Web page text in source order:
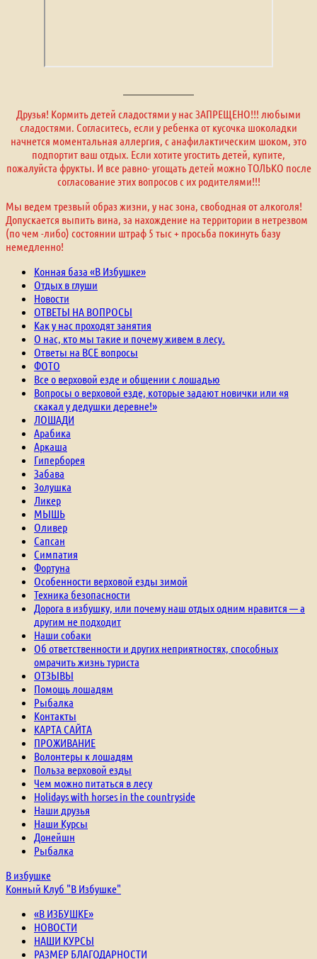
Друзья! Кормить детей сладостями у нас ЗАПРЕЩЕНО!!! любыми
сладостями. Согласитесь, если у ребенка от кусочка шоколадки
начнется моментальная аллергия, с анафилактическим шоком, это
подпортит ваш отдых. Если хотите угостить детей, купите,
пожалуйста фрукты. И все равно- угощать детей можно ТОЛЬКО после
согласование этих вопросов с их родителями!!!
Мы ведем трезвый образ жизни, у нас зона, свободная от алкоголя!
Допускается выпить вина, за нахождение на территории в нетрезвом
(по чем -либо) состоянии штраф 5 тыс + просьба покинуть базу
немедленно!
Конная база «В Избушке»
Отдых в глуши
Новости
ОТВЕТЫ НА ВОПРОСЫ
Как у нас проходят занятия
О нас, кто мы такие и почему живем в лесу.
Ответы на ВСЕ вопросы
ФОТО
Все о верховой езде и общении с лошадью
Вопросы о верховой езде, которые задают новички или «я
скакал у дедушки деревне!»
ЛОШАДИ
Арабика
Аркаша
Гиперборея
Забава
Золушка
Ликер
МЫШЬ
Оливер
Сапсан
Симпатия
Фортуна
Особенности верховой езды зимой
Техника безопасности
Дорога в избушку, или почему наш отдых одним нравится — а
другим не подходит
Наши собаки
Об ответственности и других неприятностях, способных
омрачить жизнь туриста
ОТЗЫВЫ
Помощь лошадям
Рыбалка
Контакты
КАРТА САЙТА
ПРОЖИВАНИЕ
Волонтеры к лошадям
Польза верховой езды
Чем можно питаться в лесу
Holidays with horses in the countryside
Наши друзья
Наши Курсы
Донейшн
Рыбалка
В избушке
Конный Клуб "В Избушке"
«В ИЗБУШКЕ»
НОВОСТИ
НАШИ КУРСЫ
РАЗМЕР БЛАГОДАРНОСТИ